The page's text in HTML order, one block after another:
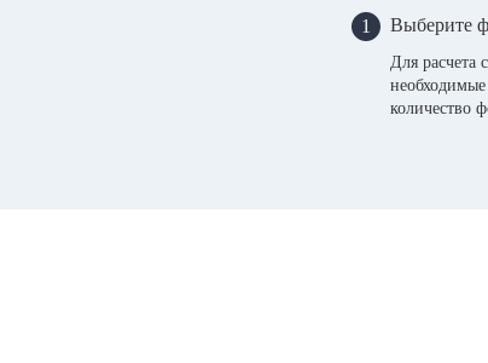
1 Выберите
Для расчета
количество